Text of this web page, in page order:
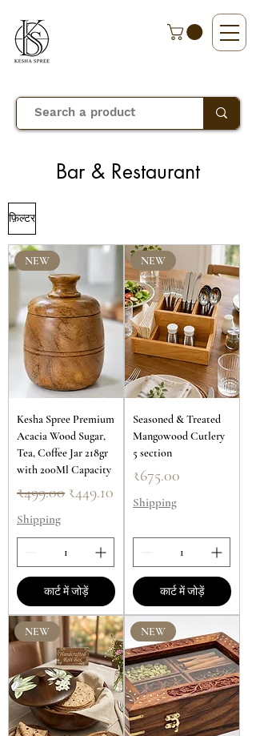
Bar & Restaurant
फ़िल्टर
NEW
Kesha Spree Premium
Acacia Wood Sugar,
Tea, Coffee Jar 218gr
with 200Ml Capacity
नियमित मूल्य
₹499.00 बिक्री मूल्य
₹449.10
Shipping
कार्ट में जोड़ें
NEW
Seasoned & Treated
Mangowood Cutlery
5 section
मूल्य
₹675.00
Shipping
कार्ट में जोड़ें
NEW NEW